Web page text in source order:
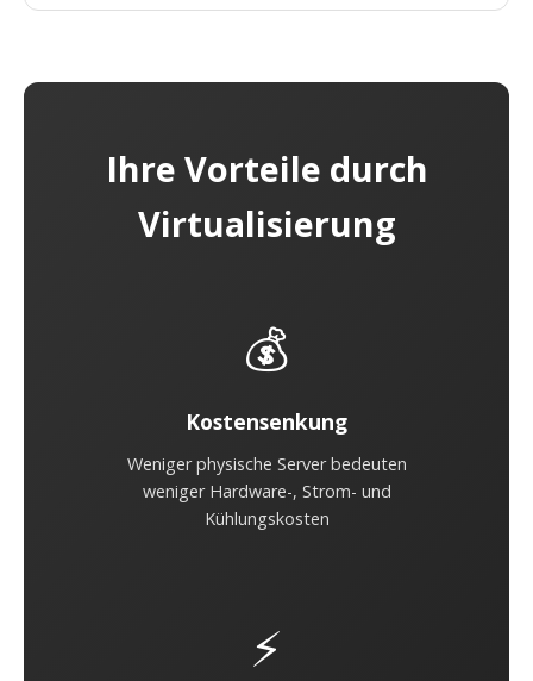
Ihre Vorteile durch
Virtualisierung
💰
Kostensenkung
Weniger physische Server bedeuten
weniger Hardware-, Strom- und
Kühlungskosten
⚡